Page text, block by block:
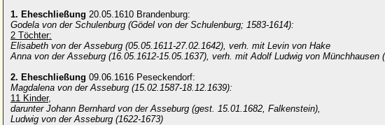
1. Eheschließung 20.05.1610 Brandenburg:
Godela von der Schulenburg (Gödel von der Schulenburg; 1583-1614):
2 Töchter:
Elisabeth von der Asseburg (05.05.1611-27.02.1642), verh. mit Levin von Hake
Anna von der Asseburg (16.05.1612-15.05.1637), verh. mit Adolf Ludwig von Münchhausen
2. Eheschließung 09.06.1616 Peseckendorf:
Magdalena von der Asseburg (15.02.1587-18.12.1639):
11 Kinder,
darunter Johann Bernhard von der Asseburg (gest. 15.01.1682, Falkenstein),
Ludwig von der Asseburg (1622-1673)